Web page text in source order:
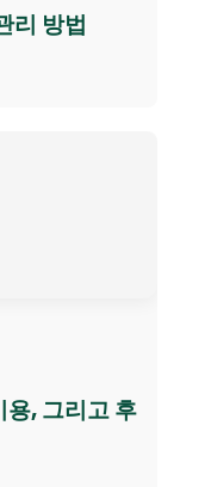
리 방법
, 그리고 후